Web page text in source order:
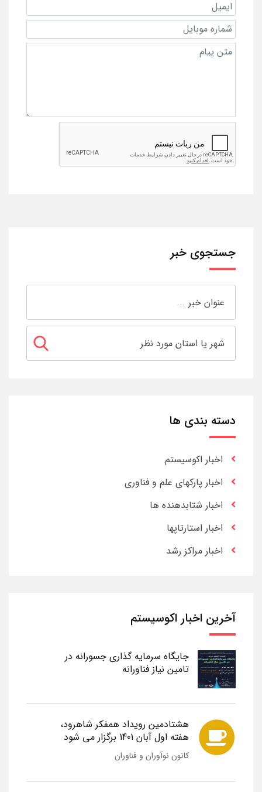
جستجوی خبر
دسته بندی ها
اخبار اکوسیستم
اخبار پارکهای علم و فناوری
اخبار شتابدهنده ها
اخبار استارتاپها
اخبار مراکز رشد
آخرین اخبار اکوسیستم
جایگاه سرمایه گذاری جسورانه در
تامین نیاز فناورانه
هشتادمین رویداد همفکر شاهرود،
هفته اول آبان 1401 برگزار می شود
کانون نوآوران و فناوران